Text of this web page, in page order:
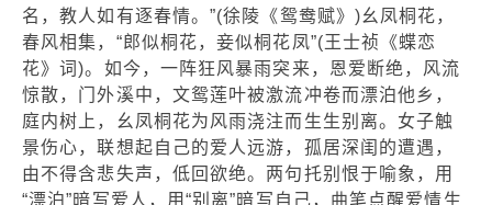
名，教人如有逐春情。”(徐陵《鸳鸯赋》)幺凤桐花，
春风相集，“郎似桐花，妾似桐花凤”(王士祯《蝶恋
花》词)。如今，一阵狂风暴雨突来，恩爱断绝，风流
惊散，门外溪中，文鸳莲叶被激流冲卷而漂泊他乡，
庭内树上，幺凤桐花为风雨浇注而生生别离。女子触
景伤心，联想起自己的爱人远游，孤居深闺的遭遇，
由不得含悲失声，低回欲绝。两句托别恨于喻象，用
“漂泊”暗写爱人，用“别离”暗写自己，曲笔点醒爱情生